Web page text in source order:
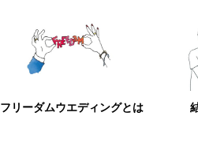
フリーダムウエディングとは